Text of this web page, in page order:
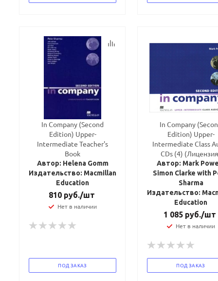
In Company (Second
Edition) Upper-
Intermediate Teacher's
Book
Автор: Helena Gomm
Издательство: Macmillan
Education
810руб./шт
Нет в наличии
ПОД ЗАКАЗ
In Company
Edition) Upper-
Intermediate Class
CDs (4)
Автор: Mark
Simon Clarke with
Sharma
Издательство:
Education
1 085 руб./шт
Нет в наличии
ПОД ЗАКАЗ